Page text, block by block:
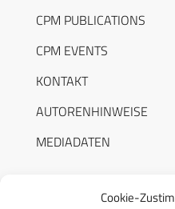
Cookie-
CPM PUBLICATIONS
CPM EVENTS
KONTAKT
AUTORENHINWEISE
MEDIADATEN